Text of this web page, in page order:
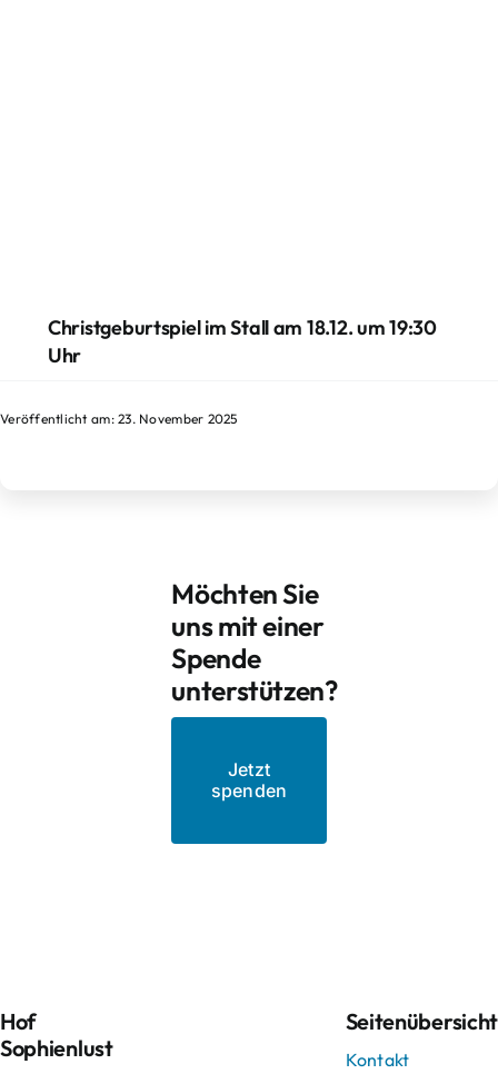
Christgeburtspiel im Stall am 18.12. um 19:30
Uhr
Veröffentlicht am: 23. November 2025
Möchten Sie
uns mit einer
Spende
unterstützen?
Jetzt
spenden
Hof
Sophienlust
Seitenübersicht
Kontakt